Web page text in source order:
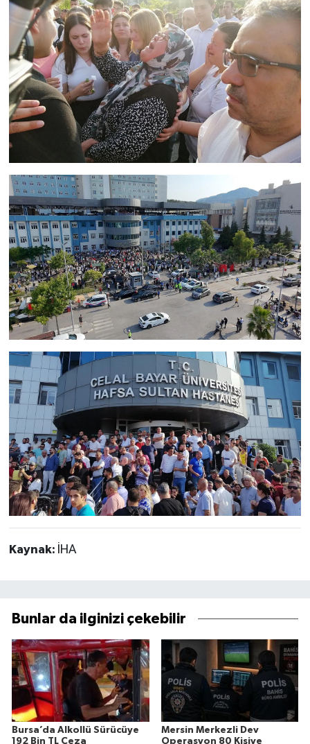
Kaynak: İHA
Bunlar da ilginizi çekebilir
Bursa’da Alkollü Sürücüye
192 Bin TL Ceza
Mersin Merkezli Dev
Operasyon 80 Kişiye